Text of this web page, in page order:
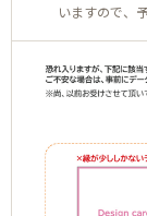
いますので、